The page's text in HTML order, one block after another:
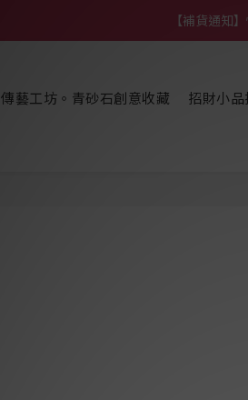
【熱門】馬上有系
【補貨通知
傳藝工坊。青砂石創意收藏 招財小品